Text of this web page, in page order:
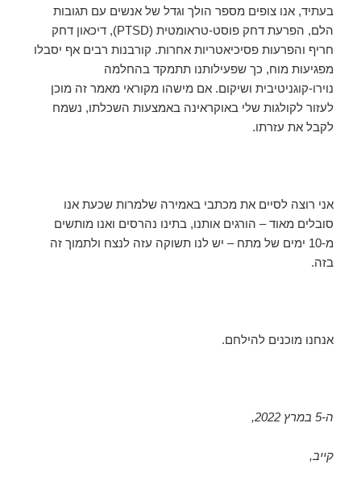
בעתיד, אנו צופים מספר הולך וגדל של אנשים עם תגובות
הלם, הפרעת דחק פוסט-טראומטית (PTSD), דיכאון דחק
חריף והפרעות פסיכיאטריות אחרות. קורבנות רבים אף יסבלו
מפגיעות מוח, כך שפעילותנו תתמקד בהחלמה
נוירו-קוגניטיבית ושיקום. אם מישהו מקוראי מאמר זה מוכן
לעזור לקולגות שלי באוקראינה באמצעות השכלתו, נשמח
לקבל את עזרתו.
אני רוצה לסיים את מכתבי באמירה שלמרות שכעת אנו
סובלים מאוד – הורגים אותנו, בתינו נהרסים ואנו מותשים
מ-10 ימים של מתח – יש לנו תשוקה עזה לנצח ולתמוך זה
בזה.
אנחנו מוכנים להילחם.
ה-5 במרץ 2022,
קייב,